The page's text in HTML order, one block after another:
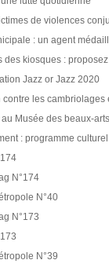
de violences
: un agent
des kiosques :
Jazz or Jazz 2020
contre les
Musée des beaux-arts
: programme
N°174
N°40
N°173
N°39